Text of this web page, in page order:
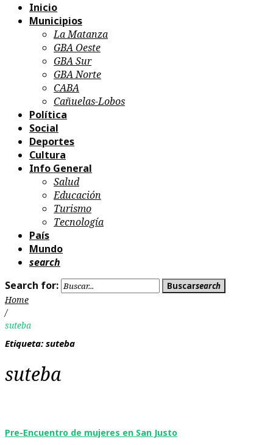
Inicio
Municipios
La Matanza
GBA Oeste
GBA Sur
GBA Norte
CABA
Cañuelas-Lobos
Política
Social
Deportes
Cultura
Info General
Salud
Educación
Turismo
Tecnología
País
Mundo
search
Search for:
Buscarsearch
Home
/
suteba
Etiqueta: suteba
suteba
Pre-Encuentro de mujeres en San Justo